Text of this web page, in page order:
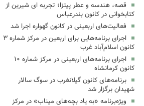
قصه، هندسه و عطر پیتزا؛ تجربه ای شیرین از
کتابخوانی در کانون بندرعباس
فعالیت‌های اربعینی در کانون گهواره اجرا شد
اجرای برنامه‌هایی برای اربعین در مرکز شماره ۳
کانون اسلام‌آباد غرب
اجرای برنامه‌های اربعینی در مرکز شماره ۱۰
کانون کرمانشاه
برنامه‌های کانون گیلانغرب در سوگ سالار
شهیدان برگزار شد
ویژه‌برنامه «به یاد بچه‌های میناب» در مرکز